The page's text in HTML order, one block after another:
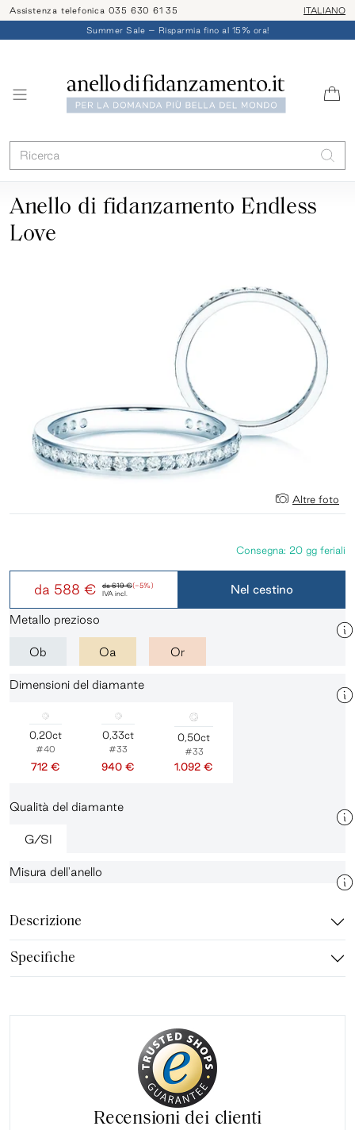
Assistenza telefonica 035 630 61 35 ITALIANO
Summer Sale – Risparmia fino al 15% ora!
Anello di fidanzamento Endless
Love
Altre foto
da619 €(-5%)
da 588 € IVA incl.
Consegna: 20 gg feriali
Nel cestino
Metallo prezioso
Ob Oa Or
Dimensioni del diamante
0,20ct
#40
712 €
0,33ct
#33
940 €
0,50ct
#33
1.092 €
Qualità del diamante
G/SI
Misura dell'anello
Descrizione
Specifiche
Recensioni dei clienti